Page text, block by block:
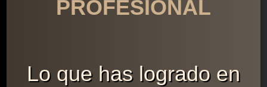
PROFESIONAL
Lo que has logrado en